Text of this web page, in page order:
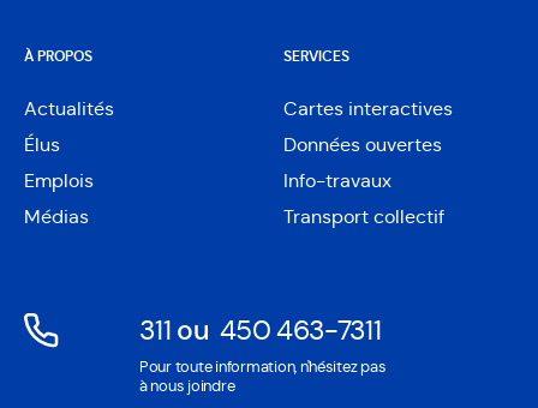
À PROPOS
Actualités
Élus
Emplois
Médias
SERVICES
Cartes interactives
Ouvre
dans
une
nouvelle
Données ouvertes
Ouvre
dans
une
Info-travaux
Transport collectif
311Ouvre
dans
ou 450 463-7311
Ouvre
dans
Pour toute information, n'hésitez pas
à nous joindre